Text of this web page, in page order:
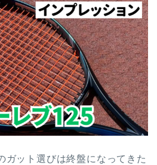
ガット選びは終盤になってきた